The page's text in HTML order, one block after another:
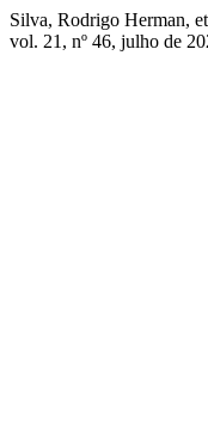
Silva, Rodrigo Herman,
vol. 21, nº 46, julho de